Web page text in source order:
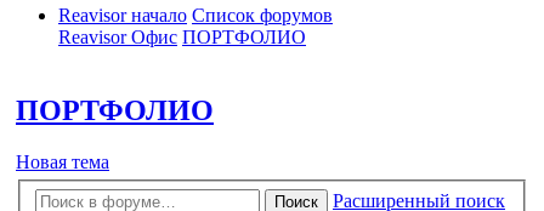
Reavisor начало Список форумов
Reavisor Офис ПОРТФОЛИО
ПОРТФОЛИО
Новая тема
Поиск Расширенный поиск